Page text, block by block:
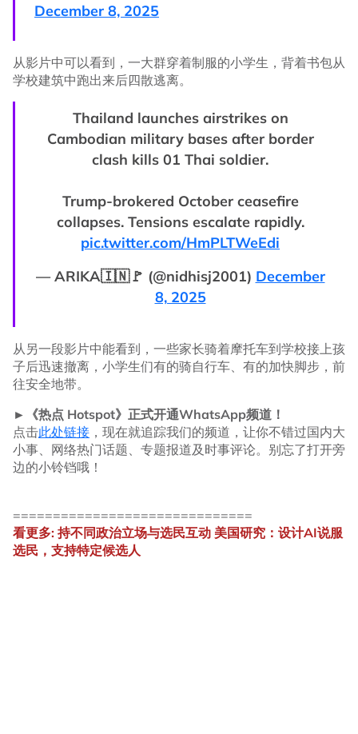
December 8, 2025
从影片中可以看到，一大群穿着制服的小学生，背着书包从
学校建筑中跑出来后四散逃离。
Thailand launches airstrikes on
Cambodian military bases after border
clash kills 01 Thai soldier.
Trump-brokered October ceasefire
collapses. Tensions escalate rapidly.
pic.twitter.com/HmPLTWeEdi
— ARIKA🇮🇳🚩 (@nidhisj2001) December
8, 2025
从另一段影片中能看到，一些家长骑着摩托车到学校接上孩
子后迅速撤离，小学生们有的骑自行车、有的加快脚步，前
往安全地带。
►《热点 Hotspot》正式开通WhatsApp频道！
点击此处链接 ，现在就追踪我们的频道，让你不错过国内大
小事、网络热门话题、专题报道及时事评论。别忘了打开旁
边的小铃铛哦！
==============================
看更多: 持不同政治立场与选民互动 美国研究：设计AI说服
选民，支持特定候选人